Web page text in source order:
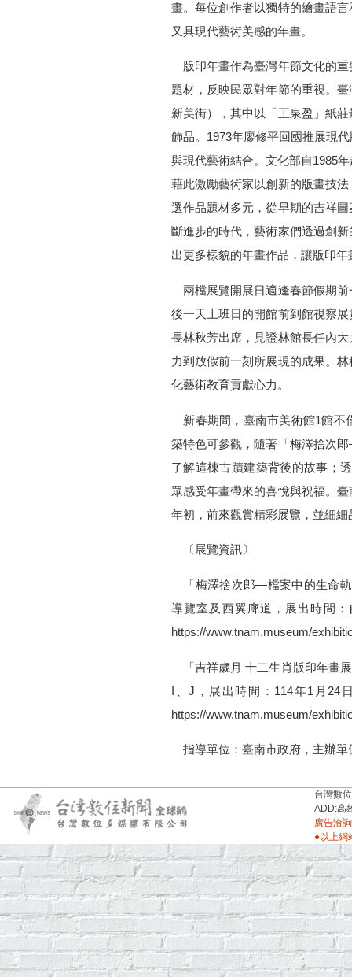
畫。每位創作者以獨特的繪畫語
又具現代藝術美感的年畫。
版印年畫作為臺灣年節文化的重
題材，反映民眾對年節的重視。
新美街），其中以「王泉盈」紙
飾品。1973年廖修平回國推展現
與現代藝術結合。文化部自1985
藉此激勵藝術家以創新的版畫技
選作品題材多元，從早期的吉祥
斷進步的時代，藝術家們透過創
出更多樣貌的年畫作品，讓版印
兩檔展覽開展日適逢春節假期前
後一天上班日的開館前到館視察
長林秋芳出席，見證林館長任內
力到放假前一刻所展現的成果。
化藝術教育貢獻心力。
新春期間，臺南市美術館1館不
築特色可參觀，隨著「梅澤捨次
了解這棟古蹟建築背後的故事；
眾感受年畫帶來的喜悅與祝福。
年初，前來觀賞精彩展覽，並細
〔展覽資訊〕
「梅澤捨次郎—檔案中的生命軌
導覽室及西翼廊道，展出時間
https://www.tnam.museum/
「吉祥歲月 十二生肖版印年畫
I、J，展出時間：114年1月24
https://www.tnam.museum/
指導單位：臺南市政府，主辦單
台灣數
ADD:高
廣告洽
●以上網